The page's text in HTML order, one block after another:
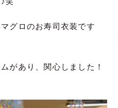
グロのお寿司衣装です
があり、関心しました！